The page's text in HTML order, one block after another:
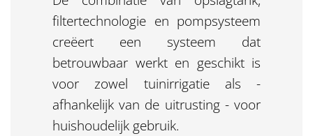
filtertechnologie en pompsysteem
creëert een systeem dat
betrouwbaar werkt en geschikt is
voor zowel tuinirrigatie als -
afhankelijk van de uitrusting - voor
huishoudelijk gebruik.